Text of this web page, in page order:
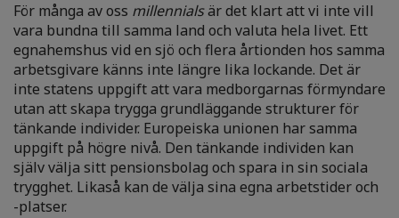
För många av oss millennialsär det klart att vi inte vill
vara bundna till samma land och valuta hela livet. Ett
egnahemshus vid en sjö och flera årtionden hos samma
arbetsgivare känns inte längre lika lockande. Det är
inte statens uppgift att vara medborgarnas förmyndare
utan att skapa trygga grundläggande strukturer för
tänkande individer. Europeiska unionen har samma
uppgift på högre nivå. Den tänkande individen kan
själv välja sitt pensionsbolag och spara in sin sociala
trygghet. Likaså kan de välja sina egna arbetstider och
-platser.